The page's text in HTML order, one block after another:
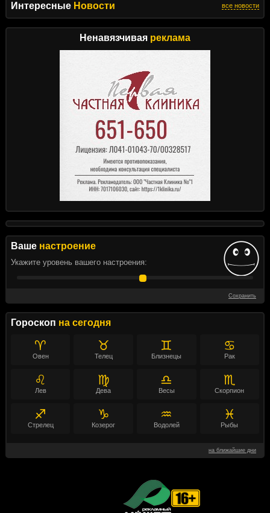
Интересные Новости все новости
Ненавязчивая реклама
Ваше настроение
Укажите уровень вашего настроения:
Сохранить
Гороскоп на сегодня
♈
Овен
♉
Телец
♊
Близнецы
♋
Рак
♌
Лев
♍
Дева
♎
Весы
♏
Скорпион
♐
Стрелец
♑
Козерог
♒
Водолей
♓
Рыбы
на ближайшие дни